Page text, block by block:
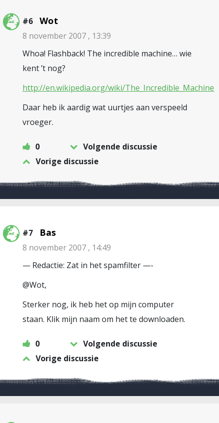
#6 Wot
8 november 2007 , 13:39
Whoa! Flashback! The incredible machine… wie
kent ’t nog?
http://en.wikipedia.org/wiki/The_Incredible_Machine
Daar heb ik aardig wat uurtjes aan verspeeld
vroeger.
0
Volgende discussie
Vorige discussie
#7 Bas
8 november 2007 , 14:49
— Redactie: Zat in het spamfilter —-
@Wot,
Sterker nog, ik heb het op mijn computer
staan. Klik mijn naam om het te downloaden.
0
Volgende discussie
Vorige discussie